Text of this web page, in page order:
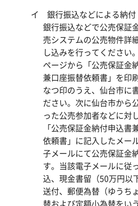
イ 銀行振込などによる納付
銀行振込などで公売保証
売システムの公売物件詳
し込みを行ってください
ページから「公売保証金
兼口座振替依頼書」を印
なつ印のうえ、仙台市に
ださい。次に仙台市から
った公売参加者などに対
「公売保証金納付申込
依頼書」に記入したメー
子メールにて公売保証金
す。当該電子メールに従
込、現金書留（50万円以
送付、郵便為替（ゆうち
替および定額小為替をい